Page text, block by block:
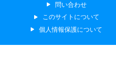
問い合わせ
このサイトについて
個人情報保護について